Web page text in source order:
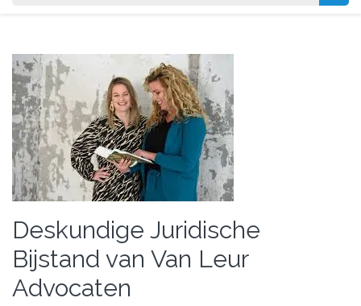
naar:
Deskundige Juridische
Bijstand van Van Leur
Advocaten